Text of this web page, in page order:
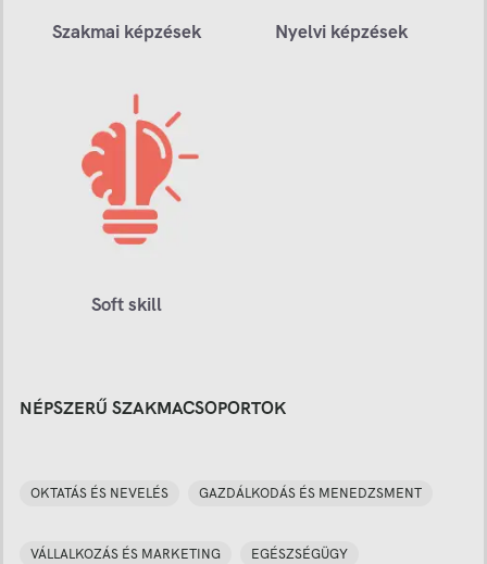
Szakmai képzések Nyelvi képzések
Soft skill
NÉPSZERŰ SZAKMACSOPORTOK
OKTATÁS ÉS NEVELÉS GAZDÁLKODÁS ÉS MENEDZSMENT
VÁLLALKOZÁS ÉS MARKETING EGÉSZSÉGÜGY